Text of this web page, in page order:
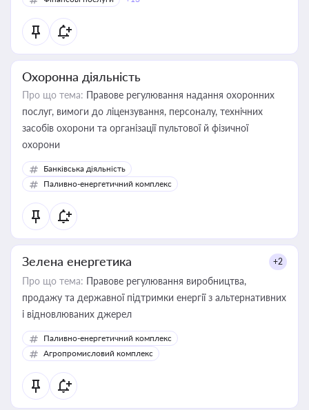
Охоронна діяльність
Про що тема: Правове регулювання надання охоронних
послуг, вимоги до ліцензування, персоналу, технічних
засобів охорони та організації пультової й фізичної
охорони
Банківська діяльність
Паливно-енергетичний комплекс
Зелена енергетика +2
Про що тема: Правове регулювання виробництва,
продажу та державної підтримки енергії з альтернативних
і відновлюваних джерел
Паливно-енергетичний комплекс
Агропромисловий комплекс